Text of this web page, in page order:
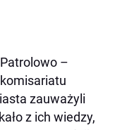
–
zauważyli
z ich wiedzy,